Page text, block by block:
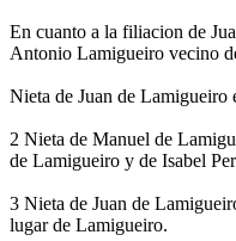
En cuanto a la filiacion de
Antonio Lamigueiro vecino
Nieta de Juan de
2 Nieta de Manuel de
de Lamigueiro y de Isabel
3 Nieta de Juan de
lugar de Lamigueiro.